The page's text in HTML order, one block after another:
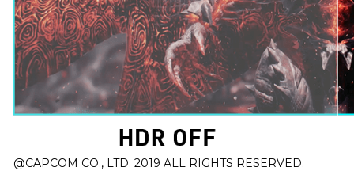
@CAPCOM CO., LTD. 2019 ALL RIGHTS RESERVED.